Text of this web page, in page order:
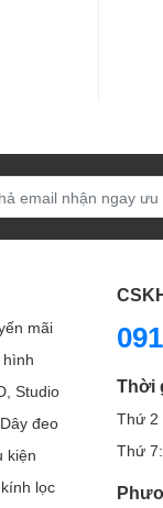
mãi
Studio
đeo
kiện
lọc
Thời
Thứ 2
Thứ